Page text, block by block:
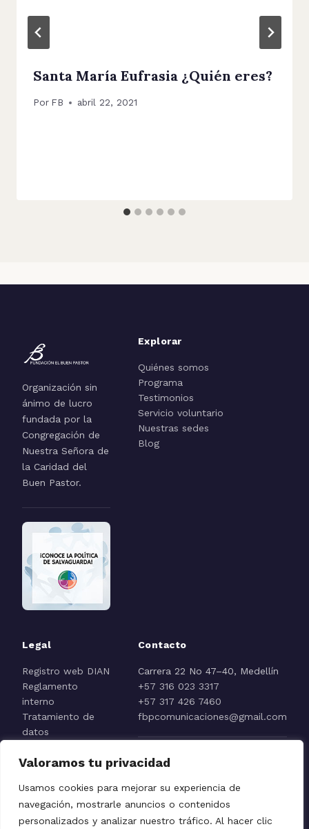
Valoramos tu privacidad
Usamos cookies para mejorar su experiencia de
navegación, mostrarle anuncios o contenidos
personalizados y analizar nuestro tráfico. Al hacer clic
Santa María Eufrasia ¿Quién eres?
Por FB abril 22, 2021
Organización sin
ánimo de lucro
fundada por la
Congregación de
Nuestra Señora de
la Caridad del
Buen Pastor.
Explorar
Quiénes somos
Programa
Testimonios
Servicio voluntario
Nuestras sedes
Blog
Legal
Registro web DIAN
Reglamento
interno
Tratamiento de
datos
privacidad
Contacto
Carrera 22 No 47–40, Medellín
+57 316 023 3317
+57 317 426 7460
fbpcomunicaciones@gmail.com